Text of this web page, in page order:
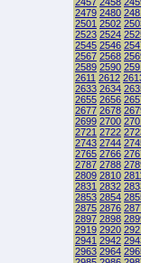
2479 2480
2501 2502
2523 2524
2545 2546
2567 2568
2589 2590
2611 2612
2633 2634
2655 2656
2677 2678
2699 2700
2721 2722
2743 2744
2765 2766
2787 2788
2809 2810
2831 2832
2853 2854
2875 2876
2897 2898
2919 2920
2941 2942
2963 2964